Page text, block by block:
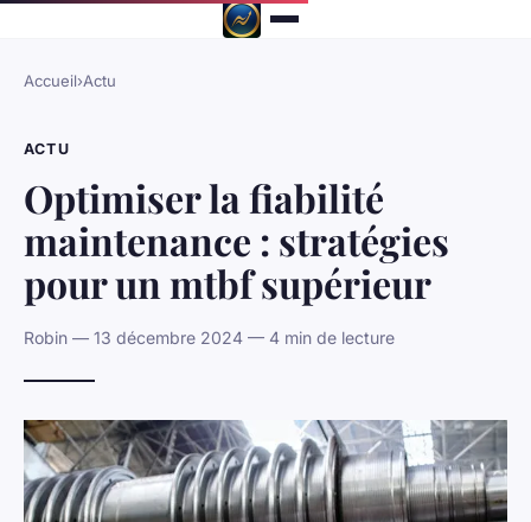
Accueil›Actu
ACTU
Optimiser la fiabilité
maintenance : stratégies
pour un mtbf supérieur
Robin — 13 décembre 2024 — 4 min de lecture